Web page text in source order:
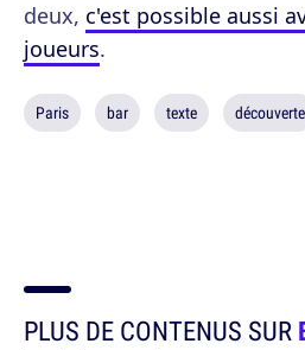
deux, c'est possible aussi
joueurs.
Paris bar texte découverte
PLUS DE CONTENUS SUR